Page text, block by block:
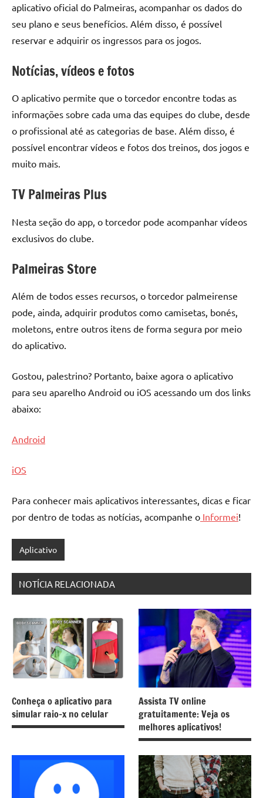
aplicativo oficial do Palmeiras, acompanhar os dados do
seu plano e seus benefícios. Além disso, é possível
reservar e adquirir os ingressos para os jogos.
Notícias, vídeos e fotos
O aplicativo permite que o torcedor encontre todas as
informações sobre cada uma das equipes do clube, desde
o profissional até as categorias de base. Além disso, é
possível encontrar vídeos e fotos dos treinos, dos jogos e
muito mais.
TV Palmeiras Plus
Nesta seção do app, o torcedor pode acompanhar vídeos
exclusivos do clube.
Palmeiras Store
Além de todos esses recursos, o torcedor palmeirense
pode, ainda, adquirir produtos como camisetas, bonés,
moletons, entre outros itens de forma segura por meio
do aplicativo.
Gostou, palestrino? Portanto, baixe agora o aplicativo
para seu aparelho Android ou iOS acessando um dos links
abaixo:
Android
iOS
Para conhecer mais aplicativos interessantes, dicas e ficar
por dentro de todas as notícias, acompanhe o Informei!
Aplicativo
NOTÍCIA RELACIONADA
Conheça o aplicativo para
simular raio-x no celular
Assista TV online
gratuitamente: Veja os
melhores aplicativos!